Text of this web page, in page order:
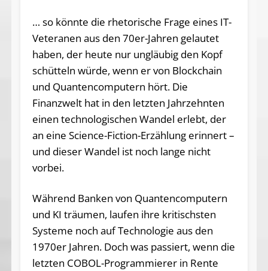
… so könnte die rhetorische Frage eines IT-
Veteranen aus den 70er-Jahren gelautet
haben, der heute nur ungläubig den Kopf
schütteln würde, wenn er von Blockchain
und Quantencomputern hört. Die
Finanzwelt hat in den letzten Jahrzehnten
einen technologischen Wandel erlebt, der
an eine Science-Fiction-Erzählung erinnert –
und dieser Wandel ist noch lange nicht
vorbei.
Während Banken von Quantencomputern
und KI träumen, laufen ihre kritischsten
Systeme noch auf Technologie aus den
1970er Jahren. Doch was passiert, wenn die
letzten COBOL-Programmierer in Rente